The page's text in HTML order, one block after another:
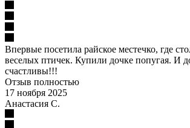
Впервые посетила райское местечко, где
веселых птичек. Купили дочке попугая. И
счастливы!!!
Отзыв полностью
17 ноября 2025
Анастасия С.